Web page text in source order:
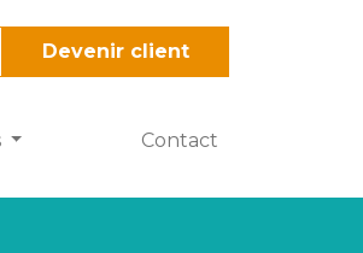
Devenir client
Contact